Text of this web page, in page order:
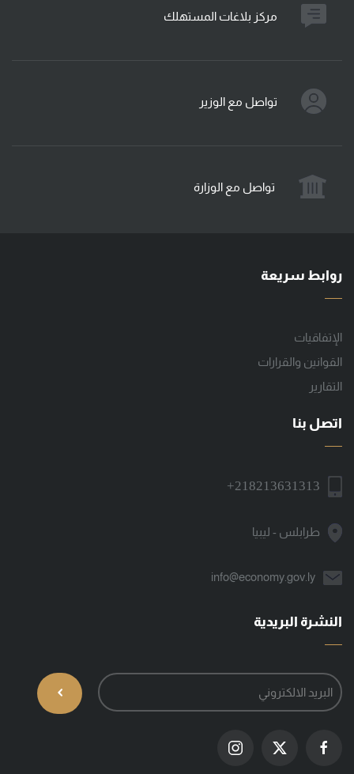
مركز بلاغات المستهلك
تواصل مع الوزير
تواصل مع الوزارة
روابط سريعة
الإتفاقيات
القوانين والقرارات
التقارير
اتصل بنا
+218213631313
طرابلس - ليبيا
info@economy.gov.ly
النشرة البريدية